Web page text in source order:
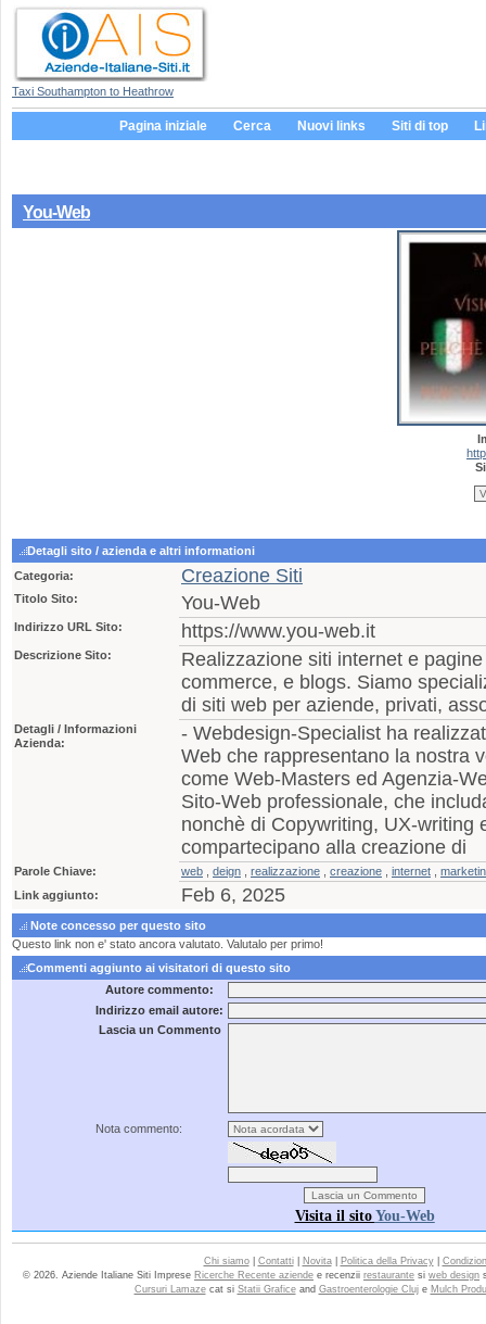
Taxi Southampton to Heathrow
Pagina iniziale Cerca Nuovi links Siti di top
You-Web
Detagli sito / azienda e altri informationi
Categoria:
Creazione Siti
Titolo Sito: You-Web
Indirizzo URL Sito: https://www.you-web.it
Descrizione Sito:
Realizzazione siti internet e
commerce, e blogs. Siamo
di siti web per aziende, privati,
Detagli / Informazioni
Azienda:
- Webdesign-Specialist ha
Web che rappresentano la nostra
come Web-Masters ed Agenzia-
Sito-Web professionale, che
nonchè di Copywriting, UX-writing
compartecipano alla creazione di
Parole Chiave: web deign realizzazione creazione internet
Link aggiunto:
Feb 6, 2025
Note concesso per questo sito
Questo link non e' stato ancora valutato. Valutalo per primo!
Commenti aggiunto ai visitatori di questo sito
Autore commento:
Indirizzo email autore:
Lascia un Commento
Nota commento:
Visita il sito You-Web
Chi siamo| Contatti| Novita| Politica della Privacy|
© 2026. Aziende Italiane Siti Imprese Ricerche Recente aziende e recenzii restaurante si web design
Cursuri Lamazecat si Statii Graficeand Gastroenterologie Cluje Mulch